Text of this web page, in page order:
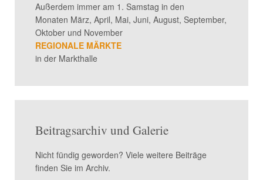
Außerdem immer am 1. Samstag in den
Monaten März, April, Mai, Juni, August, September,
Oktober und November
REGIONALE MÄRKTE
in der Markthalle
Beitragsarchiv und Galerie
Nicht fündig geworden? Viele weitere Beiträge
finden Sie im Archiv.